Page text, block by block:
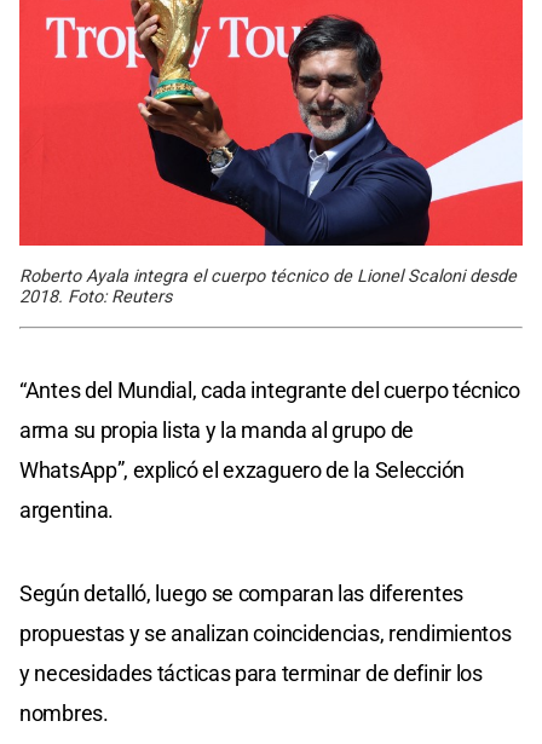
Roberto Ayala integra el cuerpo técnico de Lionel Scaloni desde
2018. Foto: Reuters
“Antes del Mundial, cada integrante del cuerpo técnico
arma su propia lista y la manda al grupo de
WhatsApp”, explicó el exzaguero de la Selección
argentina.
Según detalló, luego se comparan las diferentes
propuestas y se analizan coincidencias, rendimientos
y necesidades tácticas para terminar de definir los
nombres.